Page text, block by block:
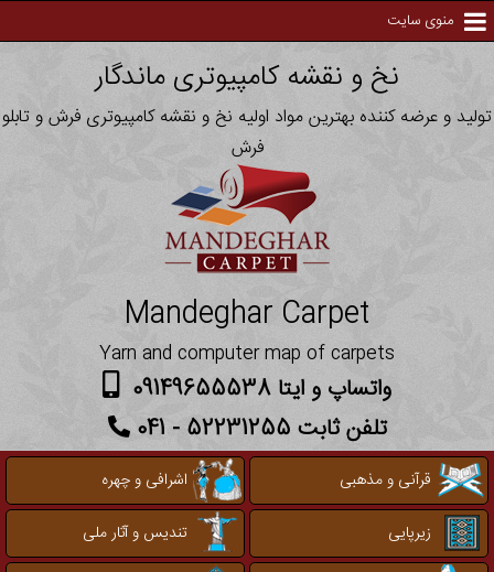
منوی سایت
نخ و نقشه کامپیوتری ماندگار
تولید و عرضه کننده بهترین مواد اولیه نخ و نقشه کامپیوتری فرش و تابلو
فرش
Mandeghar Carpet
Yarn and computer map of carpets
واتساپ و ایتا 09149655538
تلفن ثابت 52231255 - 041
قرآنی و مذهبی
اشرافی و چهره
زیرپایی
تندیس و آثار ملی